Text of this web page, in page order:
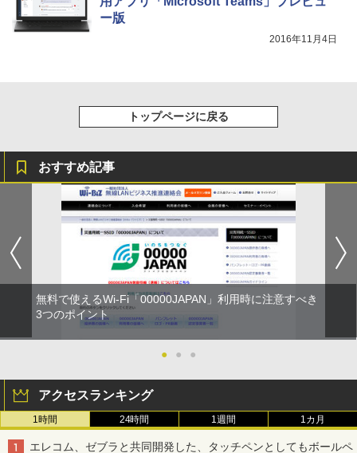
ー版
2016年11月4日
トップページに戻る
おすすめ記事
無料で使えるWi-Fi「00000JAPAN」利用時に注意すべき
3つのポイント
● ● ●
アクセスランキング
1時間 24時間 1週間 1カ月
エレコム、ゼブラと共同開発した、タッチペンとしてもボールペ